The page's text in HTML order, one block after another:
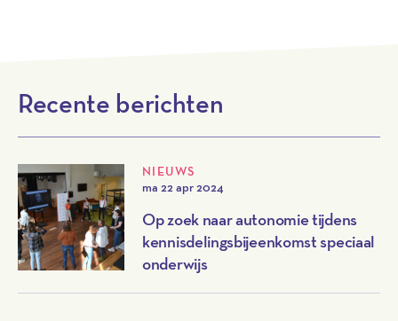
Recente berichten
NIEUWS
ma 22 apr 2024
Op zoek naar autonomie tijdens
kennisdelingsbijeenkomst speciaal
onderwijs